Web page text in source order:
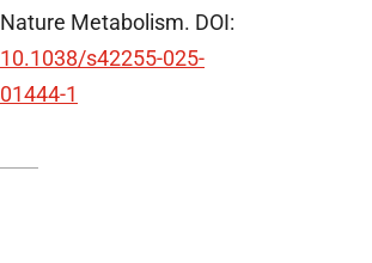
Nature Metabolism. DOI:
10.1038/s42255-025-
01444-1